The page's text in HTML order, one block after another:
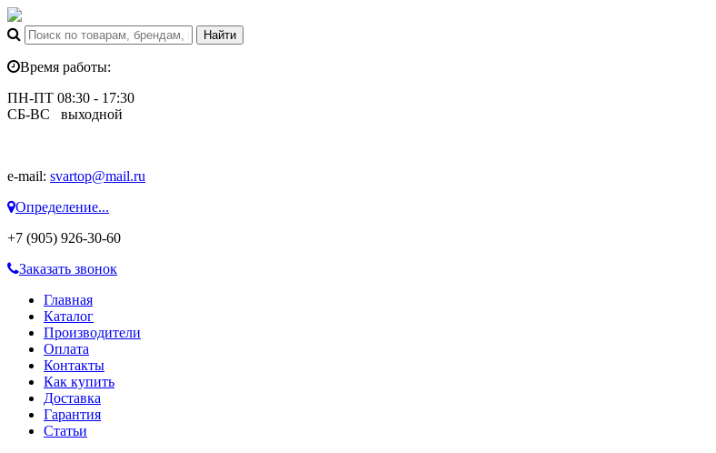
Время работы:
ПН-ПТ 08:30 - 17:30
СБ-ВС выходной
e-mail: svartop@mail.ru
Определение...
+7 (905) 926-30-60
Заказать звонок
Главная
Каталог
Производители
Оплата
Контакты
Как купить
Доставка
Гарантия
Статьи